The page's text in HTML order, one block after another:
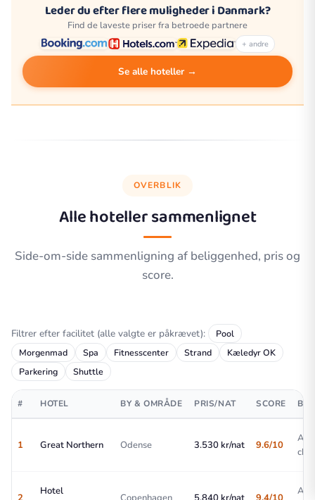
Leder du efter flere muligheder i Danmark?
Find de laveste priser fra betroede partnere
+ andre
Se alle hoteller →
OVERBLIK
Alle hoteller sammenlignet
Side-om-side sammenligning af beliggenhed, pris og
score.
Filtrer efter facilitet (alle valgte er påkrævet):
Pool
Morgenmad
Spa Fitnesscenter Strand
Kæledyr OK
Parkering
Shuttle
# HOTEL BY & OMRÅDE PRIS/NAT SCORE
1 Great Northern Odense 3.530 kr/nat 9.6/10
All-
Hotel
All-